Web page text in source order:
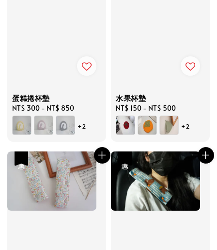
蛋糕捲杯墊
Regular
price
NT$ 300 - NT$ 850
+2
水果杯墊
Regular
price
NT$ 150 - NT$ 500
+2